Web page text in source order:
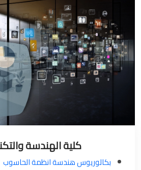
كلية الهندسة
بكالوريوس هندسة انظمة الحاسوب